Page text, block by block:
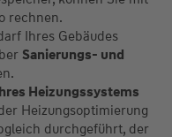
rechnen.
Ihres Gebäudes
Sanierungs- und
Heizungssystems
Heizungsoptimierung
durchgeführt, der